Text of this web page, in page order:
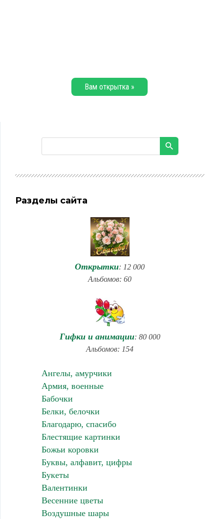
Вам открытка »
Разделы сайта
Открытки: 12 000
Альбомов: 60
Гифки и анимации: 80 000
Альбомов: 154
Ангелы, амурчики
Армия, военные
Бабочки
Белки, белочки
Благодарю, спасибо
Блестящие картинки
Божьи коровки
Буквы, алфавит, цифры
Букеты
Валентинки
Весенние цветы
Воздушные шары